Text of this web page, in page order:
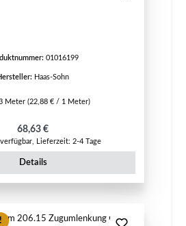
01016199
Haas-Sohn
Meter (22,88 € / 1 Meter)
Regulärer Preis:
68,63 €
Lieferzeit: 2-4 Tage
Details